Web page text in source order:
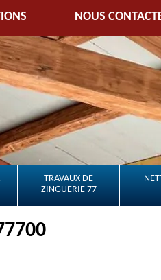
NOUS
TRAVAUX DE
ZINGUERIE 77